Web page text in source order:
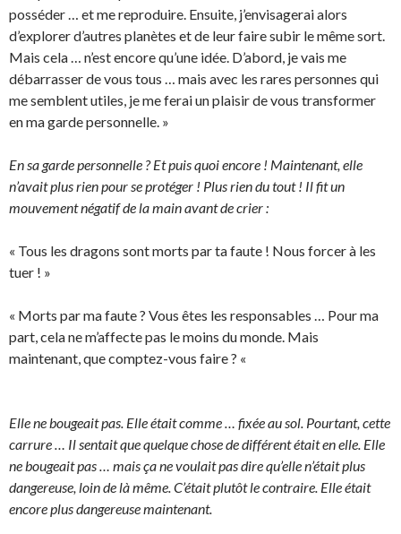
posséder … et me reproduire. Ensuite, j’envisagerai alors
d’explorer d’autres planètes et de leur faire subir le même sort.
Mais cela … n’est encore qu’une idée. D’abord, je vais me
débarrasser de vous tous … mais avec les rares personnes qui
me semblent utiles, je me ferai un plaisir de vous transformer
en ma garde personnelle. »
En sa garde personnelle ? Et puis quoi encore ! Maintenant, elle
n’avait plus rien pour se protéger ! Plus rien du tout ! Il fit un
mouvement négatif de la main avant de crier :
« Tous les dragons sont morts par ta faute ! Nous forcer à les
tuer ! »
« Morts par ma faute ? Vous êtes les responsables … Pour ma
part, cela ne m’affecte pas le moins du monde. Mais
maintenant, que comptez-vous faire ? «
Elle ne bougeait pas. Elle était comme … fixée au sol. Pourtant, cette
carrure … Il sentait que quelque chose de différent était en elle. Elle
ne bougeait pas … mais ça ne voulait pas dire qu’elle n’était plus
dangereuse, loin de là même. C’était plutôt le contraire. Elle était
encore plus dangereuse maintenant.